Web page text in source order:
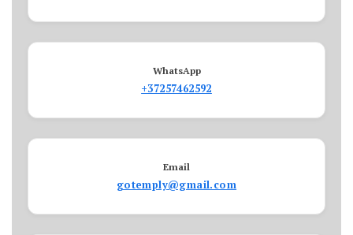
WhatsApp
+37257462592
Email
gotemply@gmail.com